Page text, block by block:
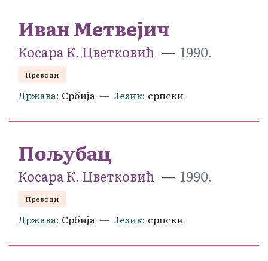
Иван Метвејич
Косара К. Цветковић 1990.
Преводи
Држава Србија Језик српски
Пољубац
Косара К. Цветковић 1990.
Преводи
Држава Србија Језик српски